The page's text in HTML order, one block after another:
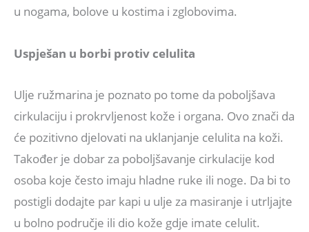
u nogama, bolove u kostima i zglobovima.
Uspješan u borbi protiv celulita
Ulje ružmarina je poznato po tome da poboljšava
cirkulaciju i prokrvljenost kože i organa. Ovo znači da
će pozitivno djelovati na uklanjanje celulita na koži.
Također je dobar za poboljšavanje cirkulacije kod
osoba koje često imaju hladne ruke ili noge. Da bi to
postigli dodajte par kapi u ulje za masiranje i utrljajte
u bolno područje ili dio kože gdje imate celulit.